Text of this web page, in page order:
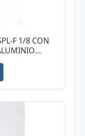
F 1/8 CON